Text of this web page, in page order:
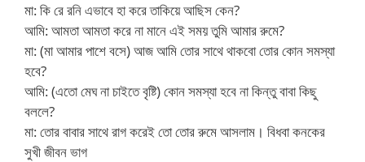
মা: কি রে রনি এভাবে হা করে তাকিয়ে আছিস কেন?
আমি: আমতা আমতা করে না মানে এই সময় তুমি আমার রুমে?
মা: (মা আমার পাশে বসে) আজ আমি তোর সাথে থাকবো তোর কোন সমস্যা
হবে?
আমি: (এতো মেঘ না চাইতে বৃষ্টি) কোন সমস্যা হবে না কিন্তু বাবা কিছু
বললে?
মা: তোর বাবার সাথে রাগ করেই তো তোর রুমে আসলাম। বিধবা কনকের
সুখী জীবন ভাগ